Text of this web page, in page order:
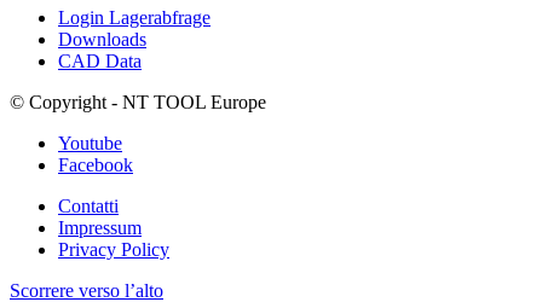
Login Lagerabfrage
Downloads
CAD Data
© Copyright - NT TOOL Europe
Youtube
Facebook
Contatti
Impressum
Privacy Policy
Scorrere verso l’alto